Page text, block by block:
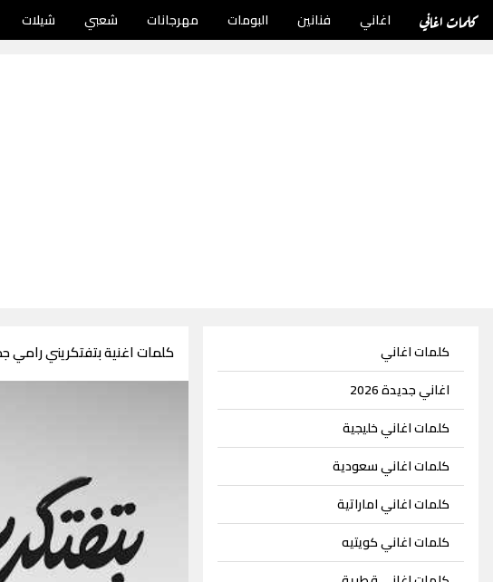
كلمات اغاني اغاني فنانين البومات مهرجانات شعبي شيلات
كلمات اغاني
اغاني جديدة 2026
كلمات اغاني خليجية
كلمات اغاني سعودية
كلمات اغاني اماراتية
كلمات اغاني كويتيه
كلمات اغنية بتفتكريني رامي